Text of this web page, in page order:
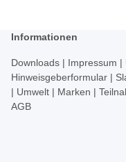
Informationen
Downloads | Impressum |
Hinweisgeberformular |
| Umwelt | Marken |
AGB